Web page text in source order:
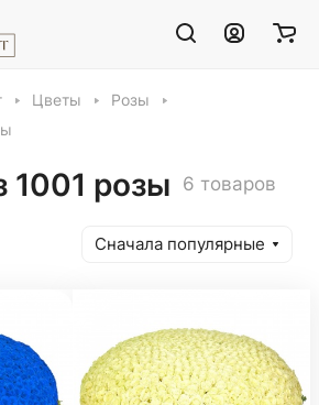
Цветы
Розы
1001 розы 6 товаров
Сначала популярные